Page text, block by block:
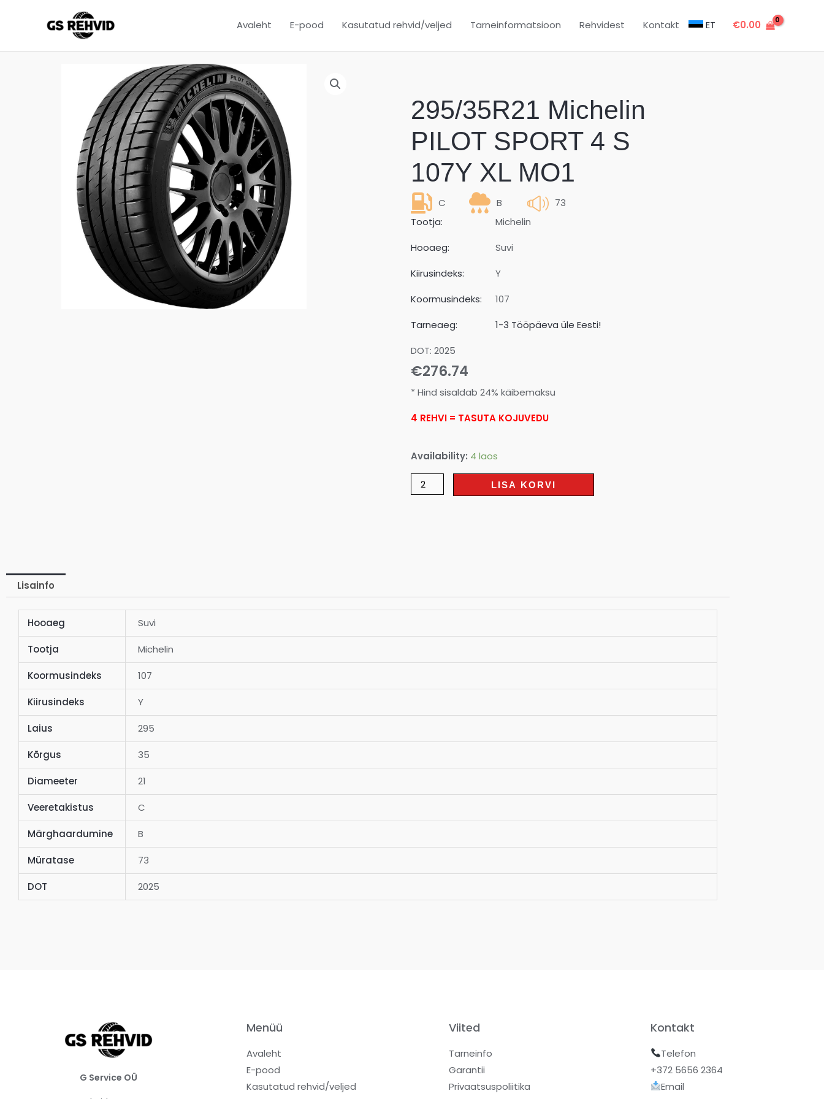
Avaleht E-pood Kasutatud rehvid/veljed Tarneinformatsioon Rehvidest Kontakt ET €0.00
295/35R21 Michelin
PILOT SPORT 4 S
107Y XL MO1
C B
73
Tootja:
Michelin
Hooaeg:
Suvi
Kiirusindeks:
Y
Koormusindeks:
107
Tarneaeg:
1-3 Tööpäeva üle Eesti!
DOT: 2025
€276.74
* Hind sisaldab 24% käibemaksu
4 REHVI = TASUTA KOJUVEDU
Availability: 4 laos
LISA KORVI
Lisainfo
Hooaeg Suvi
Tootja Michelin
Koormusindeks 107
Kiirusindeks Y
Laius 295
Kõrgus 35
Diameeter 21
Veeretakistus C
Märghaardumine B
Müratase 73
DOT 2025
G Service OÜ
Menüü
Avaleht
E-pood
Kasutatud rehvid/veljed
Viited
Tarneinfo
Garantii
Privaatsuspoliitika
Kontakt
Telefon
+372 5656 2364
Email